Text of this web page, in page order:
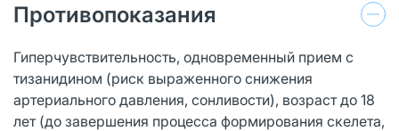
Противопоказания
Гиперчувствительность, одновременный прием с
тизанидином (риск выраженного снижения
артериального давления, сонливости), возраст до 18
лет (до завершения процесса формирования скелета,